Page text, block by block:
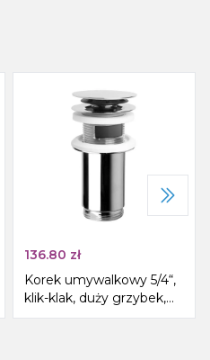
136.80 zł
Korek umywalkowy 5/4“,
klik-klak, duży grzybek,
max 80mm, chrom